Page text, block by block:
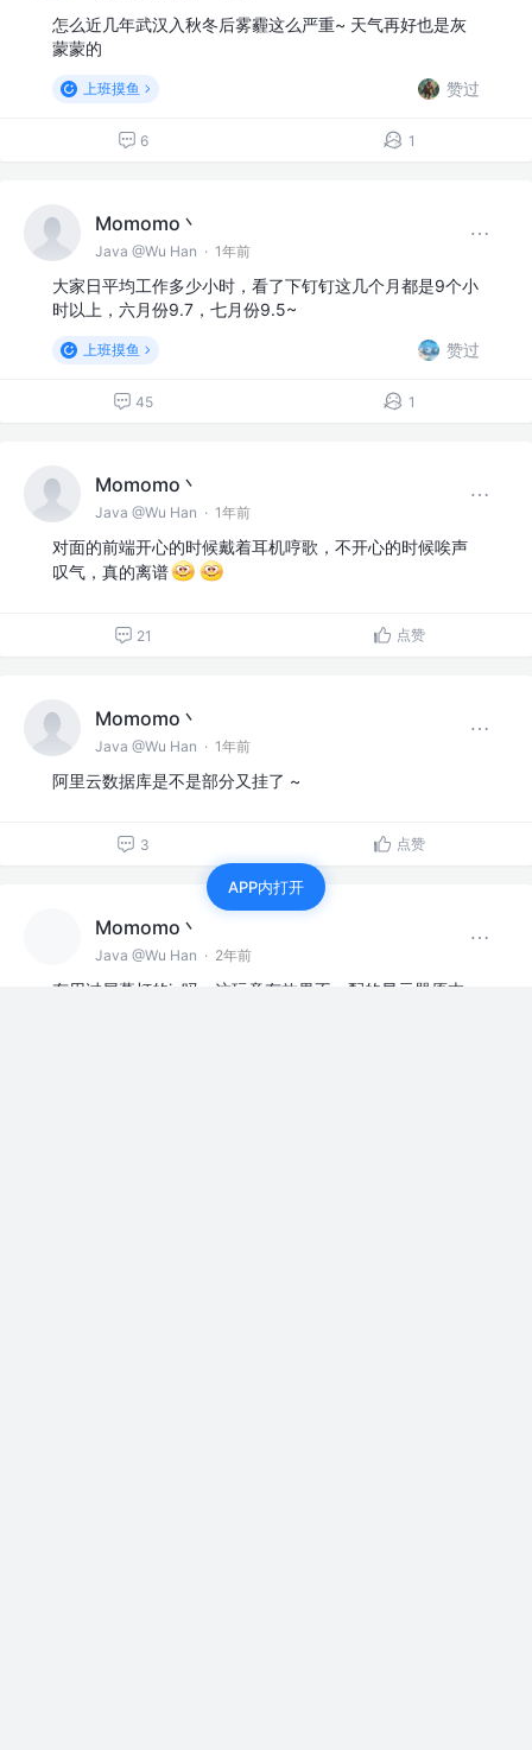
怎么近几年武汉入秋冬后雾霾这么严重~ 天气再好也是灰
蒙蒙的
上班摸鱼 赞过
6 1
Momomo丶
Java @Wu Han · 1年前
大家日平均工作多少小时，看了下钉钉这几个月都是9个小
时以上，六月份9.7，七月份9.5~
上班摸鱼 赞过
45 1
Momomo丶
Java @Wu Han · 1年前
对面的前端开心的时候戴着耳机哼歌，不开心的时候唉声
叹气，真的离谱
21 点赞
Momomo丶
Java @Wu Han · 1年前
阿里云数据库是不是部分又挂了 ~
3 点赞
Momomo丶
Java @Wu Han · 2年前
有用过屏幕灯的jy吗，这玩意有效果不，配的显示器原本
APP内打开